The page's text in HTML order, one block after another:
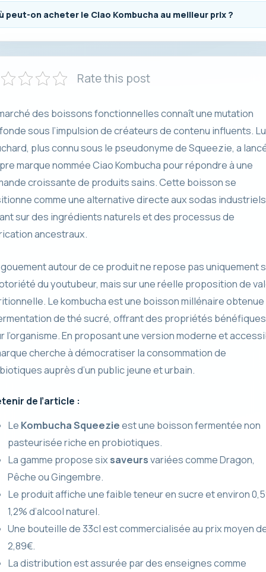
peut-on acheter le Ciao Kombucha au meilleur prix ?
Rate this post
des boissons fonctionnelles connaît une mutation
sous l’impulsion de créateurs de contenu influents.
plus connu sous le pseudonyme de Squeezie, a
marque nommée Ciao Kombucha pour répondre à une
croissante de produits sains. Cette boisson se
comme une alternative directe aux sodas
sur des ingrédients naturels et des processus de
ancestraux.
autour de ce produit ne repose pas uniquement
du youtubeur, mais sur une réelle proposition de
Le kombucha est une boisson millénaire
de thé sucré, offrant des propriétés bénéfiques
l’organisme. En proposant une version moderne et
cherche à démocratiser la consommation de
auprès d’un public jeune et urbain.
de l’article :
Le Kombucha Squeezieest une boisson fermentée non
pasteurisée riche en probiotiques.
La gamme propose six saveursvariées comme Dragon,
Pêche ou Gingembre.
Le produit affiche une faible teneur en sucre et environ
1,2% d’alcool naturel.
Une bouteille de 33cl est commercialisée au prix moyen
2,89€.
La distribution est assurée par des enseignes comme